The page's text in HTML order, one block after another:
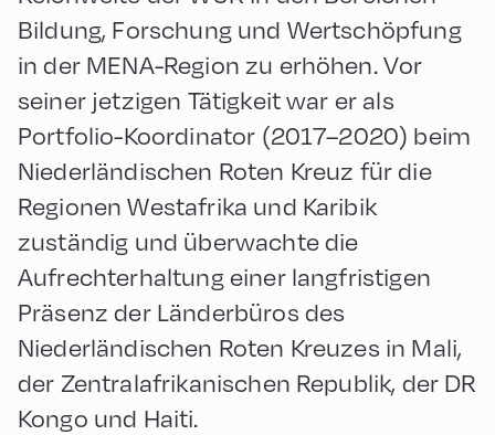
Bildung, Forschung und Wertschöpfung
in der MENA-Region zu erhöhen. Vor
seiner jetzigen Tätigkeit war er als
Portfolio-Koordinator (2017–2020) beim
Niederländischen Roten Kreuz für die
Regionen Westafrika und Karibik
zuständig und überwachte die
Aufrechterhaltung einer langfristigen
Präsenz der Länderbüros des
Niederländischen Roten Kreuzes in Mali,
der Zentralafrikanischen Republik, der DR
Kongo und Haiti.